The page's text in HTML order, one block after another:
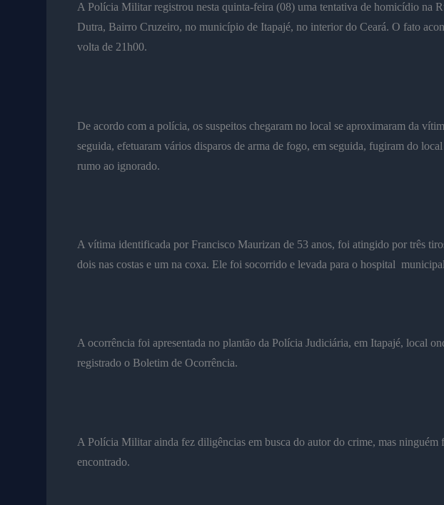
A Polícia Militar registrou nesta quinta-feira (08) uma tentativa de homicídio na
Dutra, Bairro Cruzeiro, no município de Itapajé, no interior do Ceará. O fato
volta de 21h00.
De acordo com a polícia, os suspeitos chegaram no local se aproximaram da
seguida, efetuaram vários disparos de arma de fogo, em seguida, fugiram do
rumo ao ignorado.
A vítima identificada por Francisco Maurizan de 53 anos, foi atingido por três
dois nas costas e um na coxa. Ele foi socorrido e levada para o hospital
A ocorrência foi apresentada no plantão da Polícia Judiciária, em Itapajé, local
registrado o Boletim de Ocorrência.
A Polícia Militar ainda fez diligências em busca do autor do crime, mas ninguém
encontrado.